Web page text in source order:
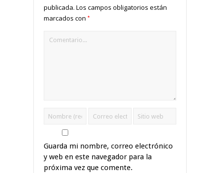
publicada. Los campos obligatorios están
marcados con *
Guarda mi nombre, correo electrónico
y web en este navegador para la
próxima vez que comente.